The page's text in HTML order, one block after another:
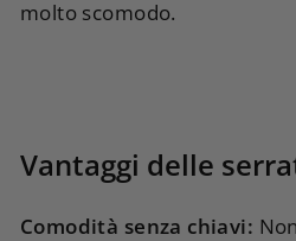
molto scomodo.
Vantaggi delle
Comodità senza chiavi: